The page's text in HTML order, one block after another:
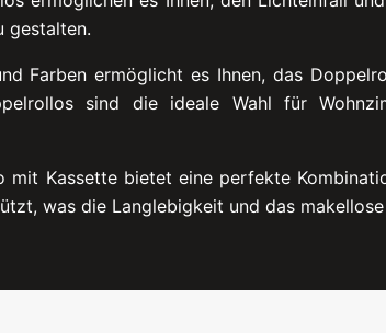
gestalten.
Farben ermöglicht es Ihnen, das
sind die ideale Wahl für
mit Kassette bietet eine perfekte
was die Langlebigkeit und das